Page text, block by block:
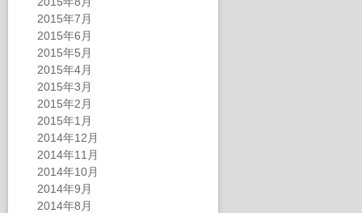
2015年7月
2015年6月
2015年5月
2015年4月
2015年3月
2015年2月
2015年1月
2014年12月
2014年11月
2014年10月
2014年9月
2014年8月